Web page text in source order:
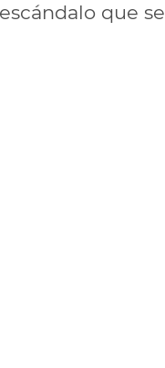
que se